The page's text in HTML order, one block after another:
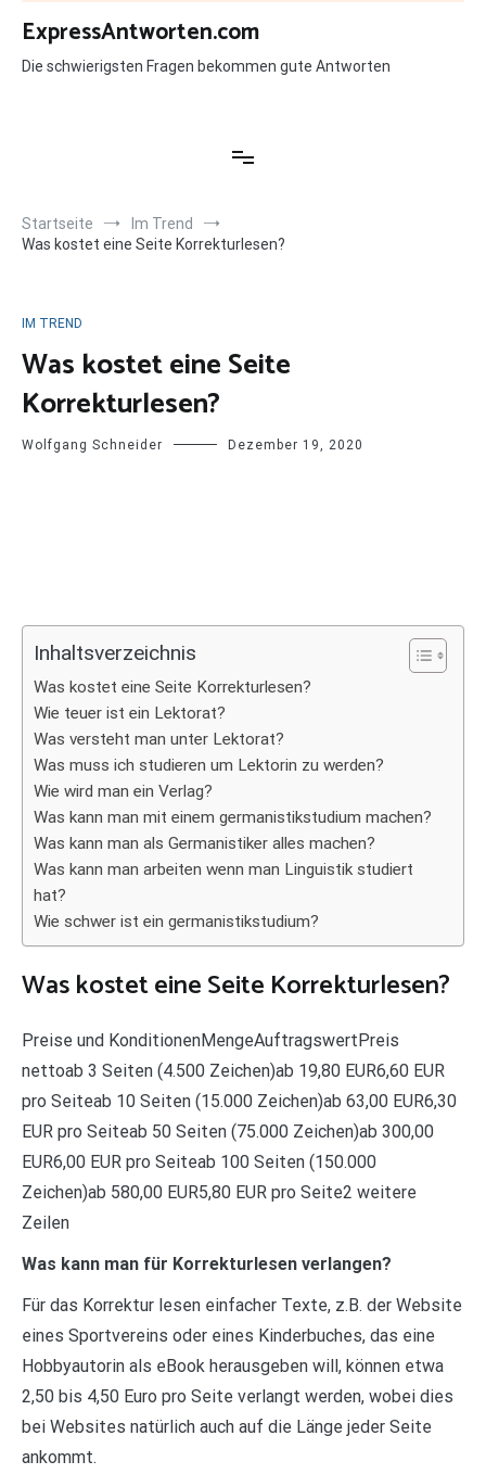
Zum
Inhalt
springen
ExpressAntworten.com
Die schwierigsten Fragen bekommen gute Antworten
Startseite
Im Trend
Was kostet eine Seite Korrekturlesen?
IM TREND
Was kostet eine Seite
Korrekturlesen?
Wolfgang Schneider Dezember 19, 2020
Inhaltsverzeichnis
Was kostet eine Seite Korrekturlesen?
Wie teuer ist ein Lektorat?
Was versteht man unter Lektorat?
Was muss ich studieren um Lektorin zu werden?
Wie wird man ein Verlag?
Was kann man mit einem germanistikstudium machen?
Was kann man als Germanistiker alles machen?
Was kann man arbeiten wenn man Linguistik studiert
hat?
Wie schwer ist ein germanistikstudium?
Was kostet eine Seite Korrekturlesen?
Preise und KonditionenMengeAuftragswertPreis
nettoab 3 Seiten (4.500 Zeichen)ab 19,80 EUR6,60 EUR
pro Seiteab 10 Seiten (15.000 Zeichen)ab 63,00 EUR6,30
EUR pro Seiteab 50 Seiten (75.000 Zeichen)ab 300,00
EUR6,00 EUR pro Seiteab 100 Seiten (150.000
Zeichen)ab 580,00 EUR5,80 EUR pro Seite2 weitere
Zeilen
Was kann man für Korrekturlesen verlangen?
Für das Korrektur lesen einfacher Texte, z.B. der Website
eines Sportvereins oder eines Kinderbuches, das eine
Hobbyautorin als eBook herausgeben will, können etwa
2,50 bis 4,50 Euro pro Seite verlangt werden, wobei dies
bei Websites natürlich auch auf die Länge jeder Seite
ankommt.